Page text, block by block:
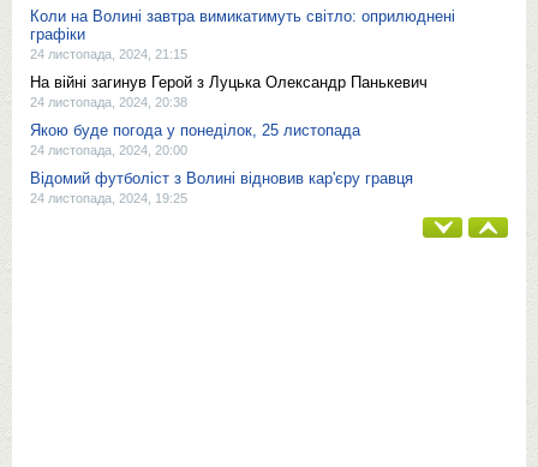
Коли на Волині завтра вимикатимуть світло: оприлюднені
графіки
24 листопада, 2024, 21:15
На війні загинув Герой з Луцька Олександр Панькевич
24 листопада, 2024, 20:38
Якою буде погода у понеділок, 25 листопада
24 листопада, 2024, 20:00
Відомий футболіст з Волині відновив кар'єру гравця
24 листопада, 2024, 19:25